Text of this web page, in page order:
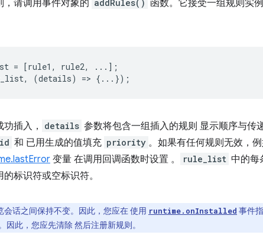
，请调用事件对象的 addRules() 函数。它接受一组规则实
= [rule1 , rule2,
...];
, (details) => {...});
插入， details 参数将包含一组插入的规则 显示顺序与传
id 和 已用生成的值填充 priority 。如果有任何规则无效，
变量 在调用回调函数时设置 。 rule_list 中的每
标识符或空标识符。
会话之间保持不变。因此，您应在 使用 runtime.onInstalled 事件
因此，您应先清除 然后注册新规则。